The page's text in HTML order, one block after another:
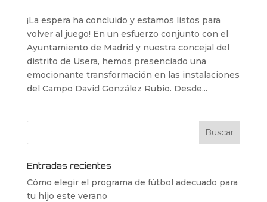
¡La espera ha concluido y estamos listos para
volver al juego! En un esfuerzo conjunto con el
Ayuntamiento de Madrid y nuestra concejal del
distrito de Usera, hemos presenciado una
emocionante transformación en las instalaciones
del Campo David González Rubio. Desde...
Entradas recientes
Cómo elegir el programa de fútbol adecuado para
tu hijo este verano